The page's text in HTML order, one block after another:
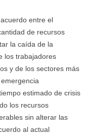
entre el
de recursos
la caída de la
los trabajadores
y de los sectores más
estimado de crisis
los recursos
sin alterar las
al actual